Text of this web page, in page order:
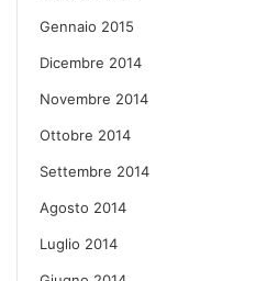
Gennaio 2015
Dicembre 2014
Novembre 2014
Ottobre 2014
Settembre 2014
Agosto 2014
Luglio 2014